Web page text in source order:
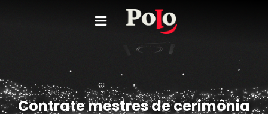
Contrate mestres de cerimônia